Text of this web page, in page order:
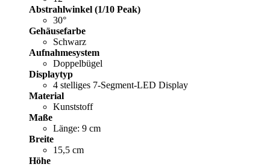
Abstrahlwinkel (1/10 Peak)
30°
Gehäusefarbe
Schwarz
Aufnahmesystem
Doppelbügel
Displaytyp
4 stelliges 7-Segment-LED Display
Material
Kunststoff
Maße
Länge: 9 cm
Breite
15,5 cm
Höhe